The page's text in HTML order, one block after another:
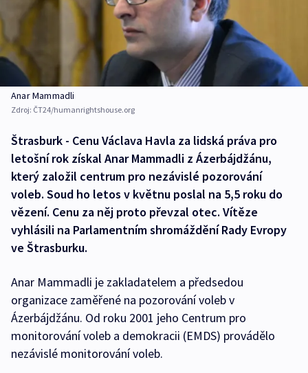
Anar Mammadli
Zdroj: ČT24/humanrightshouse.org
Štrasburk - Cenu Václava Havla za lidská práva pro
letošní rok získal Anar Mammadli z Ázerbájdžánu,
který založil centrum pro nezávislé pozorování
voleb. Soud ho letos v květnu poslal na 5,5 roku do
vězení. Cenu za něj proto převzal otec. Vítěze
vyhlásili na Parlamentním shromáždění Rady Evropy
ve Štrasburku.
Anar Mammadli je zakladatelem a předsedou
organizace zaměřené na pozorování voleb v
Ázerbájdžánu. Od roku 2001 jeho Centrum pro
monitorování voleb a demokracii (EMDS) provádělo
nezávislé monitorování voleb.